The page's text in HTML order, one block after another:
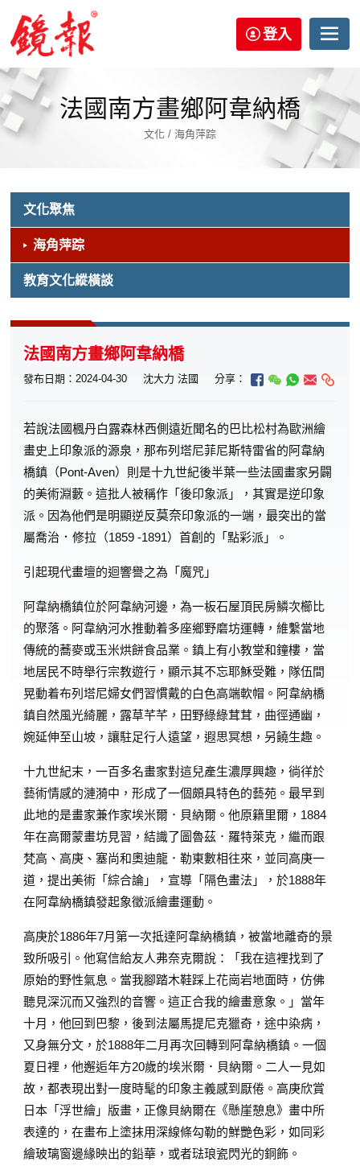
登入
法國南方畫鄉阿韋納橋
文化 / 海角萍踪
文化聚焦
海角萍踪
教育文化縱橫談
法國南方畫鄉阿韋納橋
發布日期：2024-04-30 沈大力 法國 分享：
若說法國楓丹白露森林西側遠近聞名的巴比松村為歐洲繪
畫史上印象派的源泉，那布列塔尼菲尼斯特雷省的阿韋納
橋鎮（Pont-Aven）則是十九世紀後半葉一些法國畫家另闢
的美術淵藪。這批人被稱作「後印象派」，其實是逆印象
派。因為他們是明顯逆反莫奈印象派的一端，最突出的當
屬喬治 ．修拉（1859 -1891）首創的「點彩派」。
引起現代畫壇的迴響譽之為「魔咒」
阿韋納橋鎮位於阿韋納河邊，為一板石屋頂民房鱗次櫛比
的聚落。阿韋納河水推動着多座鄉野磨坊運轉，維繫當地
傳統的蕎麥或玉米烘餅食品業。鎮上有小教堂和鐘樓，當
地居民不時舉行宗教遊行，顯示其不忘耶穌受難，隊伍間
晃動着布列塔尼婦女們習慣戴的白色高端軟帽。阿韋納橋
鎮自然風光綺麗，露草芊芊，田野綠綠茸茸，曲徑通幽，
婉延伸至山坡，讓駐足行人遠望，遐思冥想，另饒生趣。
十九世紀末，一百多名畫家對這兒產生濃厚興趣，徜徉於
藝術情感的漣漪中，形成了一個頗具特色的藝苑。最早到
此地的是畫家兼作家埃米爾．貝納爾。他原籍里爾，1884
年在高爾蒙畫坊見習，結識了圖魯茲．羅特萊克，繼而跟
梵高、高庚、塞尚和奧迪龍．勒東數相往來，並同高庚一
道，提出美術「綜合論」，宣導「隔色畫法」，於1888年
在阿韋納橋鎮發起象徵派繪畫運動。
高庚於1886年7月第一次抵達阿韋納橋鎮，被當地離奇的景
致所吸引。他寫信給友人弗奈克爾說：「我在這裡找到了
原始的野性氣息。當我腳踏木鞋踩上花崗岩地面時，仿佛
聽見深沉而又強烈的音響。這正合我的繪畫意象。」當年
十月，他回到巴黎，後到法屬馬提尼克獵奇，途中染病，
又身無分文，於1888年二月再次回轉到阿韋納橋鎮。一個
夏日裡，他邂逅年方20歲的埃米爾．貝納爾。二人一見如
故，都表現出對一度時髦的印象主義感到厭倦。高庚欣賞
日本「浮世繪」版畫，正像貝納爾在《懸崖憩息》畫中所
表達的，在畫布上塗抹用深線條勾勒的鮮艷色彩，如同彩
繪玻璃窗邊緣映出的鉛華，或者琺琅瓷閃光的銅飾。